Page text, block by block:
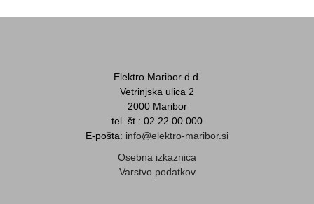
Elektro Maribor d.d.
Vetrinjska ulica 2
2000 Maribor
tel. št.: 02 22 00 000
E-pošta: info@elektro-maribor.si
Osebna izkaznica
Varstvo podatkov